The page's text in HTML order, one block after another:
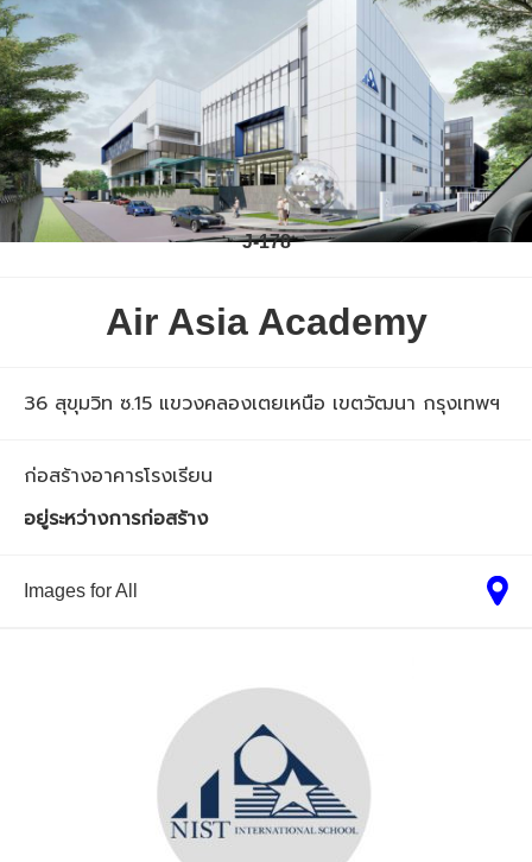
J-178
Air Asia Academy
36 สุขุมวิท ซ.15 แขวงคลองเตยเหนือ เขตวัฒนา กรุงเทพฯ
ก่อสร้างอาคารโรงเรียน
อยู่ระหว่างการก่อสร้าง
Images for All